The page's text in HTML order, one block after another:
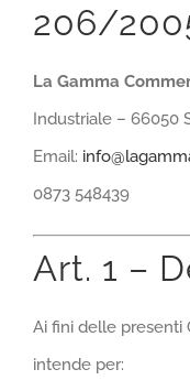
206/
La Gamma
Industriale – 66050
Email:
0873 548439
Art. 1 –
Ai fini delle presenti
intende per: